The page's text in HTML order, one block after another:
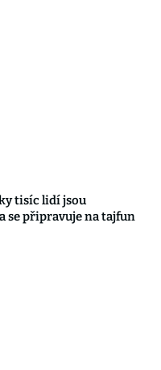
tisíc lidí jsou
se připravuje na tajfun